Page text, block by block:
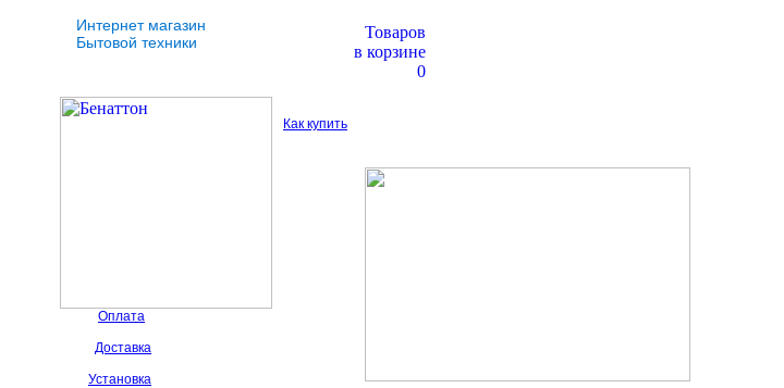
Интернет магазин
Бытовой техники
Товаров
в корзине
0
Как купить
Оплата
Доставка
Установка